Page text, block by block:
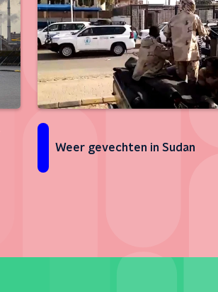
Weer gevechten in Sudan